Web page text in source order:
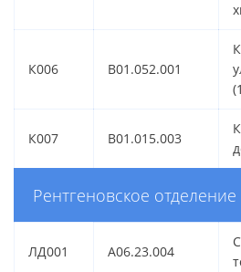
К006 B01.052.001
К007 B01.015.003
Рентгеновское отделение
ЛД001 A06.23.004